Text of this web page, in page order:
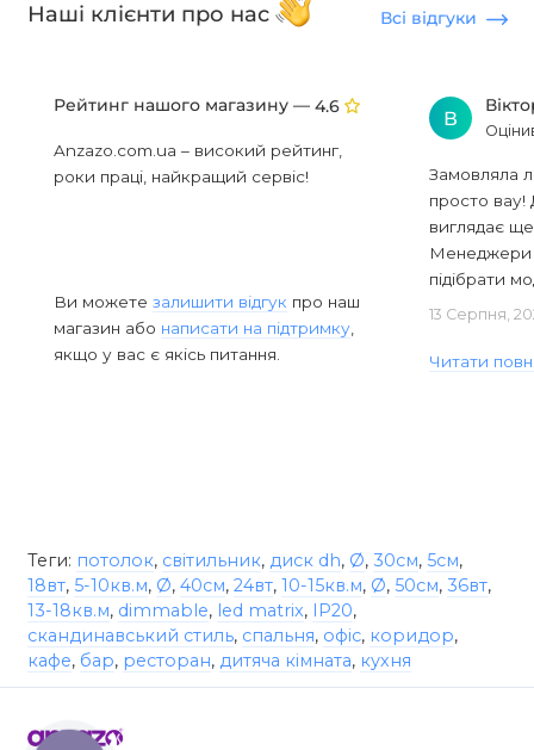
Наші клієнти про нас Всі відгуки
Рейтинг нашого магазину — 4.6
Anzazo.com.ua – високий рейтинг,
роки праці, найкращий сервіс!
Ви можете залишити відгук про наш
магазин або написати на підтримку,
якщо у вас є якісь питання.
В
Замовляла
просто вау!
виглядає
Менеджери
підібрати
13 Серпня,
Читати
Теги: потолок, світильник, диск dh, Ø, 30см, 5см,
18вт, 5-10кв.м, Ø, 40см, 24вт, 10-15кв.м, Ø, 50см, 36вт,
13-18кв.м, dimmable, led matrix, IP20,
скандинавський стиль, спальня, офіс, коридор,
кафе, бар, ресторан, дитяча кімната, кухня